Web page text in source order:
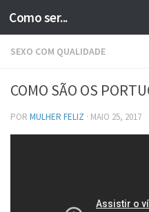
Skip to content
Como ser...
SEXO COM QUALIDADE
COMO SÃO OS
POR MULHER FELIZ · MAIO 25, 2017